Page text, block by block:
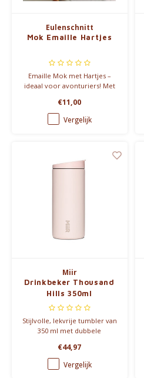
Eulenschnitt
Mok Emaille Hartjes
Emaille Mok met Hartjes –
ideaal voor avonturiers! Met
hartjes, perfect voor
campingtrips, picknicks, of
buitenfeestjes. Duurzaam,
€11,00
Vergelijk
Miir
Drinkbeker Thousand
Hills 350ml
Stijlvolle, lekvrije tumbler van
350 ml met dubbele
lang warm of koud. Ideaal
voor onderweg of op
kantoor. Verkrijgbaar in Pink &
€44,97
Vergelijk